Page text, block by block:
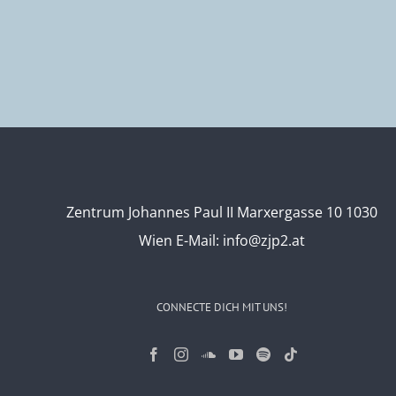
Zentrum Johannes Paul II Marxergasse 10 1030
Wien E-Mail: info@zjp2.at
CONNECTE DICH MIT UNS!